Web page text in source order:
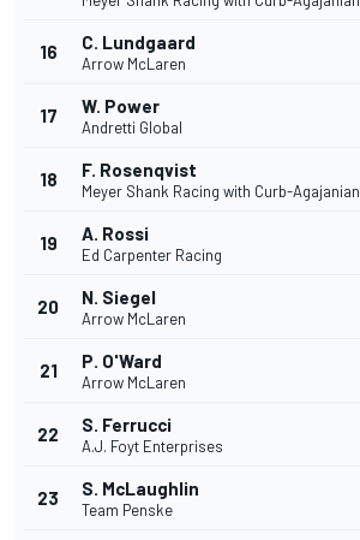
16 C. Lundgaard
Arrow McLaren
17 W. Power
Andretti Global
18 F. Rosenqvist
Meyer Shank Racing with Curb-Agajanian
19 A. Rossi
Ed Carpenter Racing
20 N. Siegel
Arrow McLaren
21 P. O'Ward
Arrow McLaren
22 S. Ferrucci
A.J. Foyt Enterprises
23 S. McLaughlin
Team Penske